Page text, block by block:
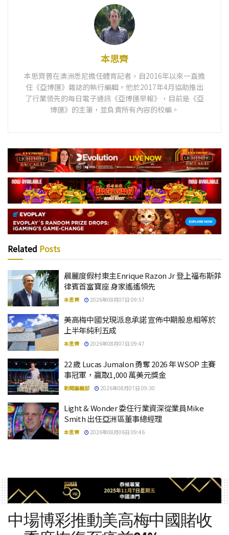
本思齊
本思齊曾在澳洲悉尼擔任體育記者，自2016年以來一直擔
任《亞博匯》雜誌的執行編輯。他於2017年4月協助推出
了行業領先的每日電子通訊《亞博匯早報》，目前是《亞
博匯》的主筆，並負責所有內容的校編。
Related Posts
晨麗度假村東主Enrique Razon Jr 登上福布斯菲
律賓首富寶座 身家遙遙領先
本思齊 2026年08月07日 09:57
美高梅中國兌現派息承諾 宣佈中期股息相等於
上半年純利五成
本思齊 2026年08月07日 09:47
22 歲 Lucas Jumalon 勇奪 2026 年 WSOP 主賽
事冠軍，贏取1,000 萬美元獎金
新聞編輯部 2026年08月07日 09:30
Light & Wonder 委任行業資深從業員Mike
Smith 出任亞洲區董事總經理
本思齊 2026年08月06日 09:46
中場博彩推動美高梅中國賭收